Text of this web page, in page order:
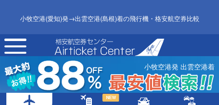
小牧空港(愛知)発→出雲空港(島根)着の飛行機・格安航空券比較
toggle
navigation
小牧空港発 出雲空港着
NEW